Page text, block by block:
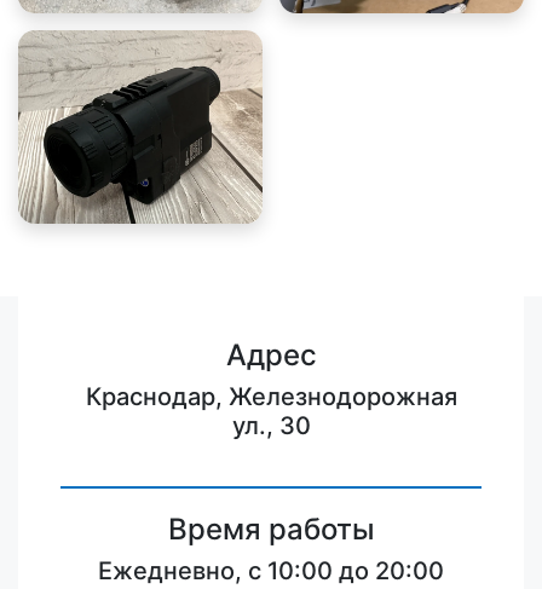
Адрес
Краснодар, Железнодорожная
ул., 30
Время работы
Ежедневно, с 10:00 до 20:00